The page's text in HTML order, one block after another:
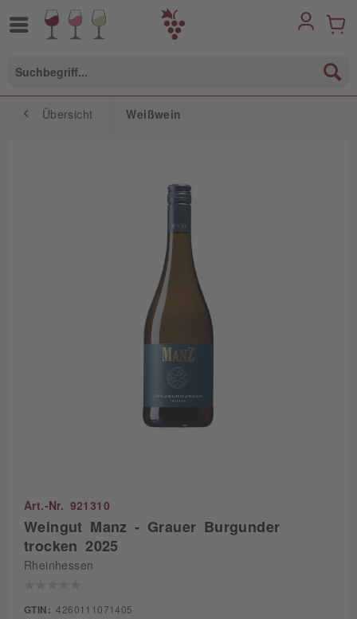
Übersicht Weißwein
Art.-Nr. 921310
Weingut Manz - Grauer Burgunder
trocken 2025
Rheinhessen
GTIN: 4260111071405